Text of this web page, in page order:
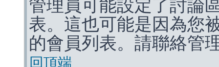
管理員可能設定了討論
表。這也可能是因為您
的會員列表。請聯絡管
回頂端